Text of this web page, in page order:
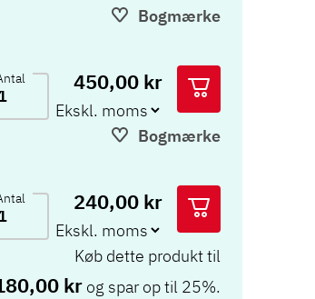
Bogmærke
450,00 kr
Bogmærke
240,00 kr
Køb dette produkt til
kr og spar op til 25%.